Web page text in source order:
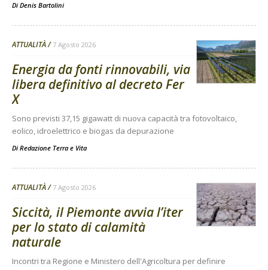
Di Denis Bartolini
ATTUALITÀ 7 Agosto 2026
Energia da fonti rinnovabili, via
libera definitivo al decreto Fer
X
Sono previsti 37,15 gigawatt di nuova capacità tra fotovoltaico,
eolico, idroelettrico e biogas da depurazione
Di Redazione Terra e Vita
ATTUALITÀ 7 Agosto 2026
Siccità, il Piemonte avvia l’iter
per lo stato di calamità
naturale
Incontri tra Regione e Ministero dell'Agricoltura per definire